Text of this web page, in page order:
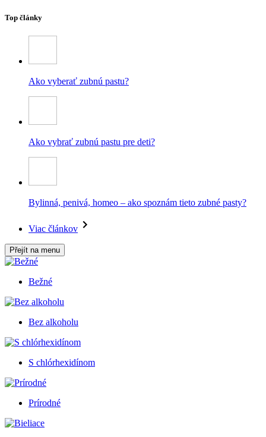
Top články
Ako vyberať zubnú pastu?
Ako vybrať zubnú pastu pre deti?
Bylinná, penivá, homeo – ako spoznám tieto zubné pasty?
Viac článkov
Přejít na menu
Bežné
Bez alkoholu
S chlórhexidínom
Prírodné